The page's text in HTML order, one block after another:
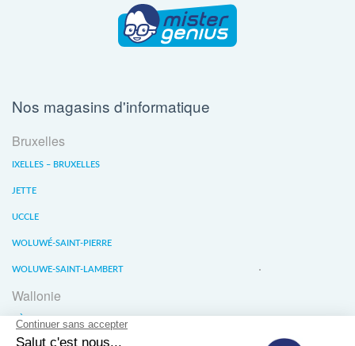
Nos magasins d'informatique
Bruxelles
IXELLES – BRUXELLES
JETTE
UCCLE
WOLUWÉ-SAINT-PIERRE
WOLUWE-SAINT-LAMBERT
Wallonie
LIÈGE